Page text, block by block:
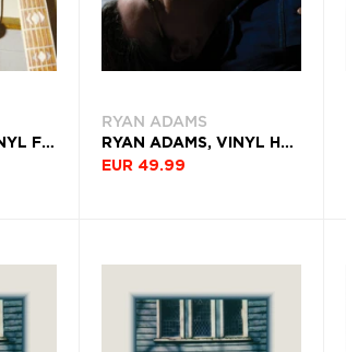
THE YAYHOOS, VINYL FEAR NOT THE OBVIOUS
RYAN ADAMS
RYAN ADAMS, VINYL HEARTBREAKER 25TH ANNIVERSARY EDITION
EUR 49.99